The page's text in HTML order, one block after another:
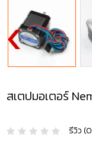
สเตปมอเตอร์
รีวิว